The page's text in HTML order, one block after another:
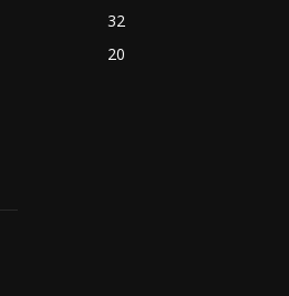
32
20